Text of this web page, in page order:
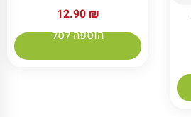
12.90 ₪
הוספה לסל